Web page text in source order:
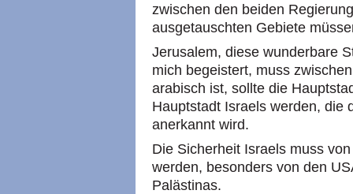
zwischen den beiden
ausgetauschten Gebiete
Jerusalem, diese wunderbare
mich begeistert, muss
arabisch ist, sollte die
Hauptstadt Israels werden, die
anerkannt wird.
Die Sicherheit Israels muss
werden, besonders von den
Palästinas.